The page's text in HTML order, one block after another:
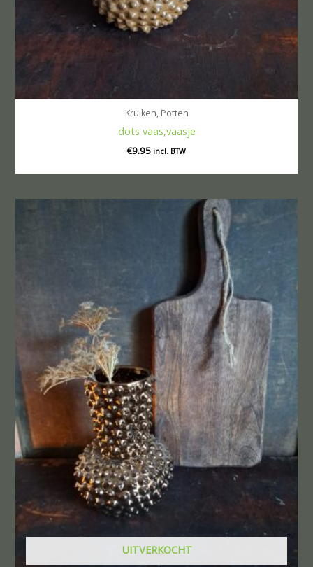
Kruiken, Potten
dots vaas,vaasje
€9.95 incl. BTW
UITVERKOCHT